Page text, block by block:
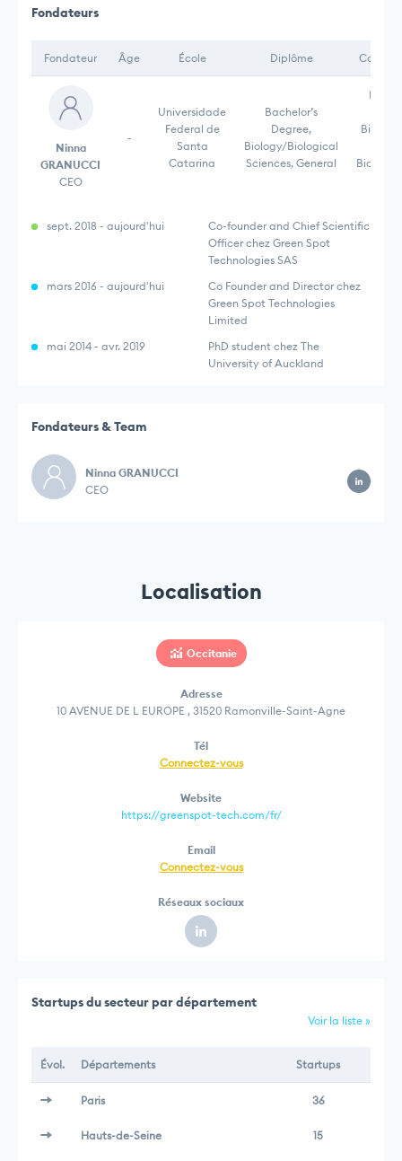
Fondateurs
Fondateur Âge École Diplôme
Ninna
GRANUCCI
CEO
-
Universidade
Federal de
Santa
Catarina
Bachelor’s
Degree,
Biology/Biological
Sciences, General
sept. 2018 - aujourd'hui
Co-founder and Chief Scientific
Officer chez Green Spot
Technologies SAS
mars 2016 - aujourd'hui
Co Founder and Director chez
Green Spot Technologies
Limited
mai 2014 - avr. 2019
PhD student chez The
University of Auckland
Fondateurs & Team
Ninna GRANUCCI
CEO
Localisation
Occitanie
Adresse
10 AVENUE DE L EUROPE , 31520 Ramonville-Saint-Agne
Tél
Connectez-vous
Website
https://greenspot-tech.com/fr/
Email
Connectez-vous
Réseaux sociaux
Startups du secteur par département
Voir la liste »
Évol. Départements Startups
Paris 36
Hauts-de-Seine 15